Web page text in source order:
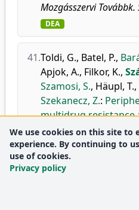
Mozgásszervi Továbbk.
DEA
41.Toldi, G., Batel, P.,
Apjok, A., Filkor, K.,
Szamosi, S., Häupl, T.,
Szekanecz, Z.:
multidrug resistance
tool of biological
rheumatoid arthritis.
J. Rheumatol.
doi
We use cookies on this site to
experience. By continuing to
use of cookies.
Privacy policy